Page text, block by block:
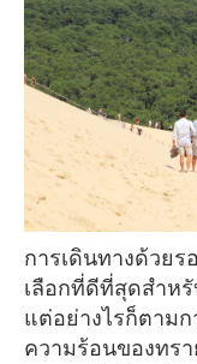
การเดินทางด้วยรองเท้าแตะหรือเท้าเปล่า คือ ตัว
เลือกที่ดีที่สุดสำห
แต่อย่างไรก็ตามก
ความร้อนของท